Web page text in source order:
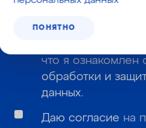
ПОНЯТНО
Даюсогласие
что я ознакомлен
обработки и
данных.
Даю согласие на